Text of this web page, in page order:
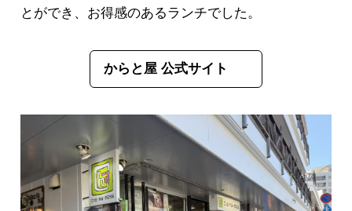
とができ、お得感のあるランチでした。
からと屋 公式サイト